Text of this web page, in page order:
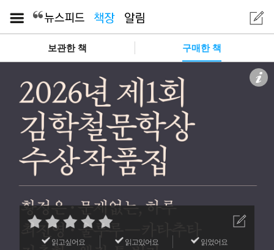
보관한 책 구매한 책
읽고싶어요 읽고있어요 읽었어요